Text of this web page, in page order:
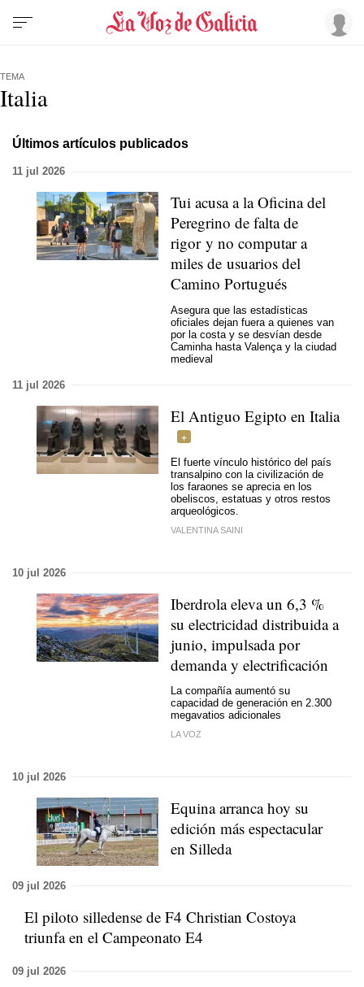
TEMA
Italia
Últimos artículos publicados
11 jul 2026
Tui acusa a la Oficina del
Peregrino de falta de
rigor y no computar a
miles de usuarios del
Camino Portugués
Asegura que las estadísticas
oficiales dejan fuera a quienes van
por la costa y se desvían desde
Caminha hasta Valença y la ciudad
medieval
11 jul 2026
El Antiguo Egipto en Italia
El fuerte vínculo histórico del país
transalpino con la civilización de
los faraones se aprecia en los
obeliscos, estatuas y otros restos
arqueológicos.
VALENTINA SAINI
10 jul 2026
Iberdrola eleva un 6,3 %
su electricidad distribuida a
junio, impulsada por
demanda y electrificación
La compañía aumentó su
capacidad de generación en 2.300
megavatios adicionales
LA VOZ
10 jul 2026
Equina arranca hoy su
edición más espectacular
en Silleda
09 jul 2026
El piloto silledense de F4 Christian Costoya
triunfa en el Campeonato E4
09 jul 2026